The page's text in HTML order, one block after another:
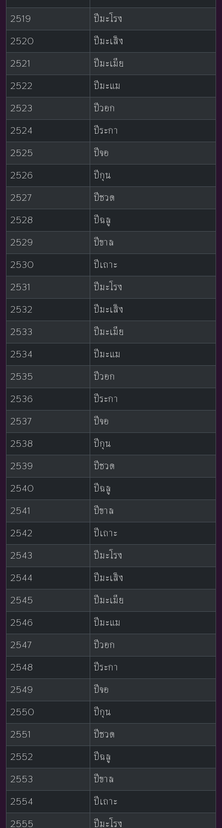
2519
ปีมะโรง
2520
ปีมะเส็ง
2521
ปีมะเมีย
2522
ปีมะแม
2523
ปีวอก
2524
ปีระกา
2525
ปีจอ
2526
ปีกุน
2527
ปีชวด
2528
ปีฉลู
2529
ปีขาล
2530
ปีเถาะ
2531
ปีมะโรง
2532
ปีมะเส็ง
2533
ปีมะเมีย
2534
ปีมะแม
2535
ปีวอก
2536
ปีระกา
2537
ปีจอ
2538
ปีกุน
2539
ปีชวด
2540
ปีฉลู
2541
ปีขาล
2542
ปีเถาะ
2543
ปีมะโรง
2544
ปีมะเส็ง
2545
ปีมะเมีย
2546
ปีมะแม
2547
ปีวอก
2548
ปีระกา
2549
ปีจอ
2550
ปีกุน
2551
ปีชวด
2552
ปีฉลู
2553
ปีขาล
2554
ปีเถาะ
2555
ปีมะโรง